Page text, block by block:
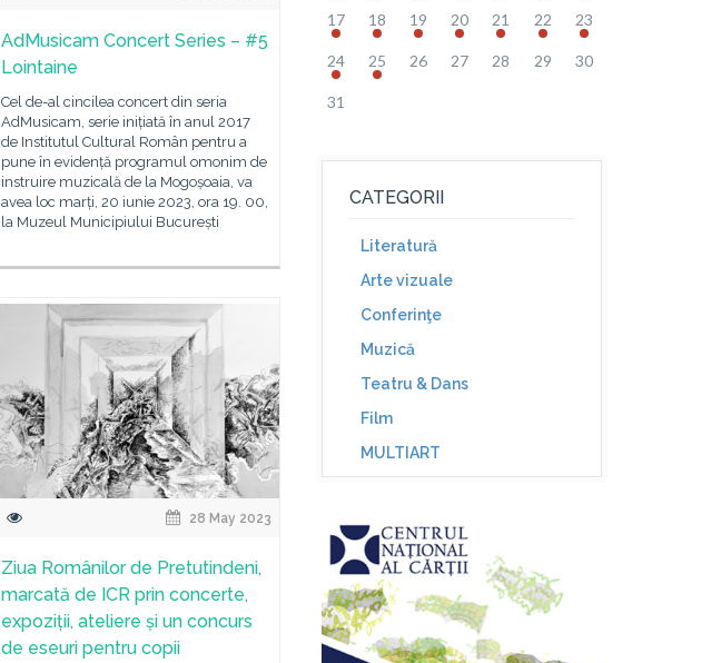
AdMusicam Concert Series – #5
Lointaine
Cel de-al cincilea concert din seria
AdMusicam, serie inițiată în anul 2017
de Institutul Cultural Român pentru a
pune în evidență programul omonim de
instruire muzicală de la Mogoșoaia, va
avea loc marți, 20 iunie 2023, ora 19. 00,
la Muzeul Municipiului București
28 May 2023
Ziua Românilor de Pretutindeni,
marcată de ICR prin concerte,
expoziții, ateliere și un concurs
de eseuri pentru copii
17 18 19 20 21 22 23
24 25 26 27 28 29 30
31
CATEGORII
Literatură
Arte vizuale
Conferinţe
Muzică
Teatru & Dans
Film
MULTIART